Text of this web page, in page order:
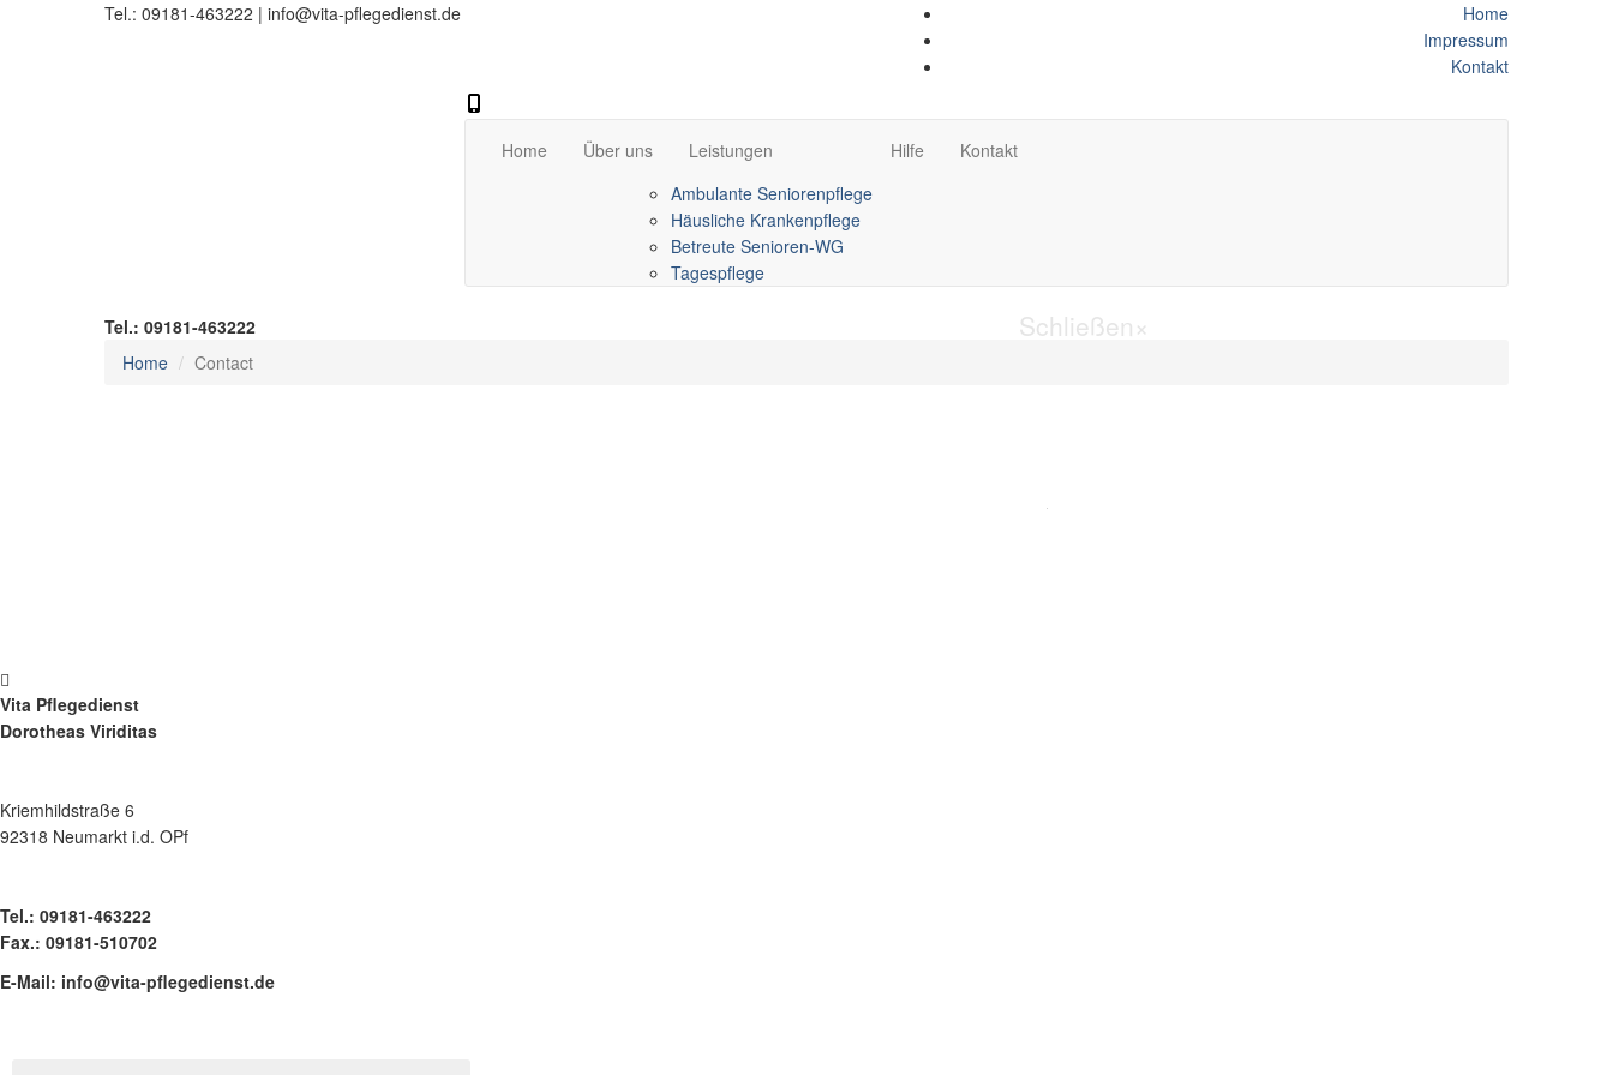
Tel.: 09181-463222 | info@vita-pflegedienst.de
Home
Impressum
Kontakt
Home Über uns
Leistungen
Ambulante Seniorenpflege
Häusliche Krankenpflege
Betreute Senioren-WG
Tagespflege
Hilfe Kontakt
Schließen×
Tel.: 09181-463222
Home
Contact
Vita Pflegedienst
Dorotheas Viriditas
Kriemhildstraße 6
92318 Neumarkt i.d. OPf
Tel.: 09181-463222
Fax.: 09181-510702
E-Mail: info@vita-pflegedienst.de